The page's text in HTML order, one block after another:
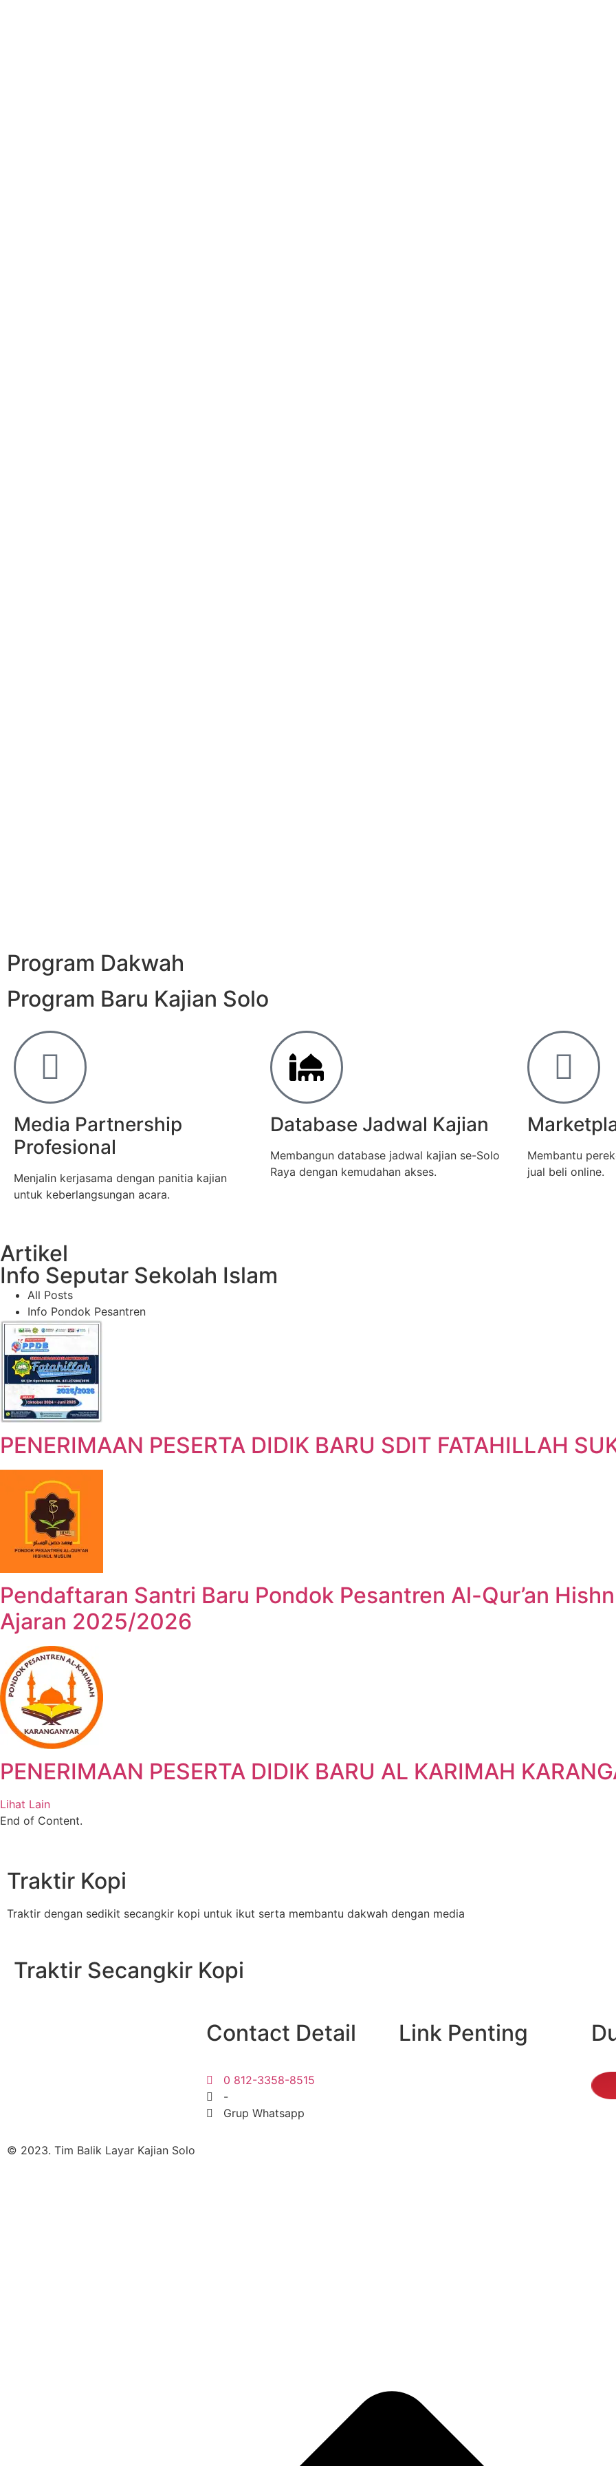
Program Dakwah
Program Baru Kajian Solo
Media Partnership
Profesional
Menjalin kerjasama dengan panitia kajian
untuk keberlangsungan acara.
Database Jadwal Kajian
Membangun database jadwal kajian se-Solo
Raya dengan kemudahan akses.
Membantu
jual beli online.
Artikel
Info Seputar Sekolah Islam
All Posts
Info Pondok Pesantren
PENERIMAAN PESERTA DIDIK BARU SDIT FATAHILLAH
Pendaftaran Santri Baru Pondok Pesantren Al-Qur’an
Ajaran 2025/2026
PENERIMAAN PESERTA DIDIK BARU AL KARIMAH
Lihat Lain
End of Content.
Traktir Kopi
Traktir dengan sedikit secangkir kopi untuk ikut serta membantu dakwah dengan media
Traktir Secangkir Kopi
Contact Detail
0 812-3358-8515
-
Grup Whatsapp
Link Penting
© 2023. Tim Balik Layar Kajian Solo